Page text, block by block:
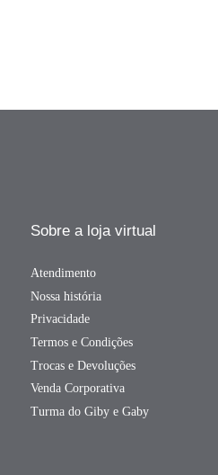
Sobre a loja virtual
Atendimento
Nossa história
Privacidade
Termos e Condições
Trocas e Devoluções
Venda Corporativa
Turma do Giby e Gaby